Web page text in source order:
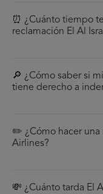
⏰ ¿Cuánto tiempo
reclamación El Al
🔎 ¿Cómo saber si
tiene derecho a
✏️ ¿Cómo hacer una
Airlines?
💸 ¿Cuánto tarda El